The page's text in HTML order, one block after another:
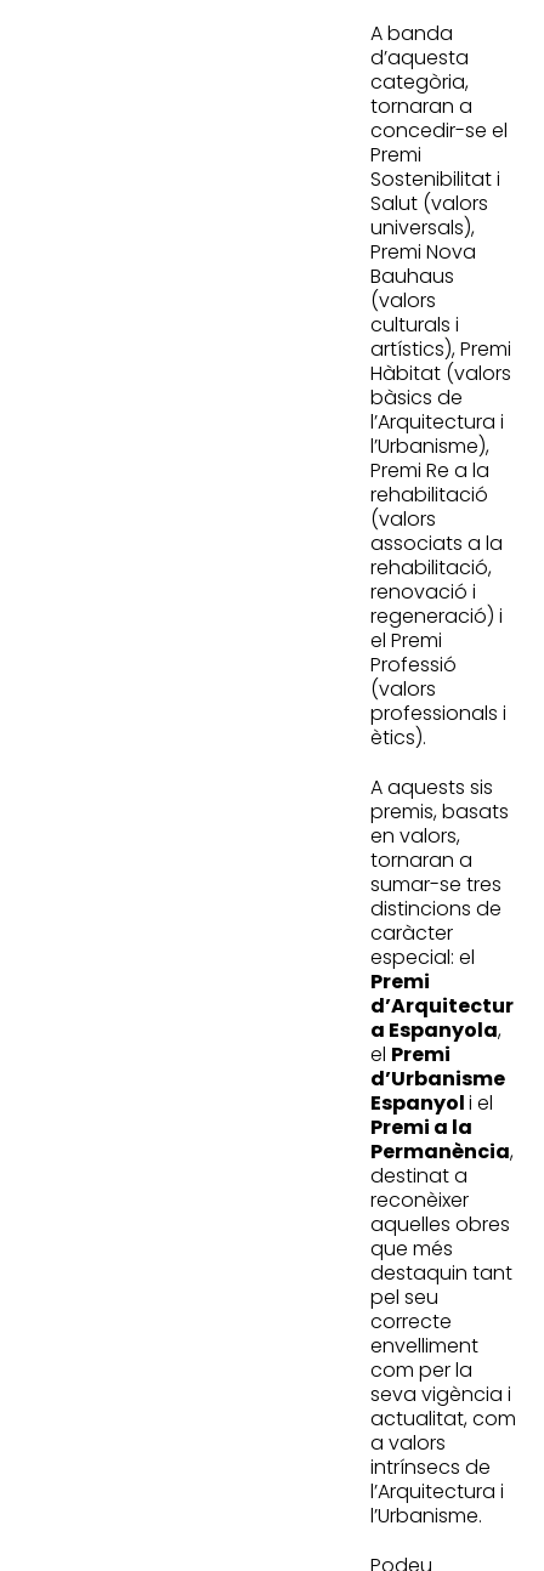
A banda
d’aquesta
categòria,
tornaran a
concedir-se el
Premi
Sostenibilitat i
Salut (valors
universals),
Premi Nova
Bauhaus
(valors
culturals i
artístics), Premi
Hàbitat (valors
bàsics de
l’Arquitectura i
l’Urbanisme),
Premi Re a la
rehabilitació
(valors
associats a la
rehabilitació,
renovació i
regeneració) i
el Premi
Professió
(valors
professionals i
ètics).
A aquests sis
premis, basats
en valors,
tornaran a
sumar-se tres
distincions de
caràcter
especial: el
Premi
d’Arquitectur
a Espanyola,
el Premi
d’Urbanisme
Espanyoli el
Premi a la
Permanència,
destinat a
reconèixer
aquelles obres
que més
destaquin tant
pel seu
correcte
envelliment
com per la
seva vigència i
actualitat, com
a valors
intrínsecs de
l’Arquitectura i
l’Urbanisme.
Podeu